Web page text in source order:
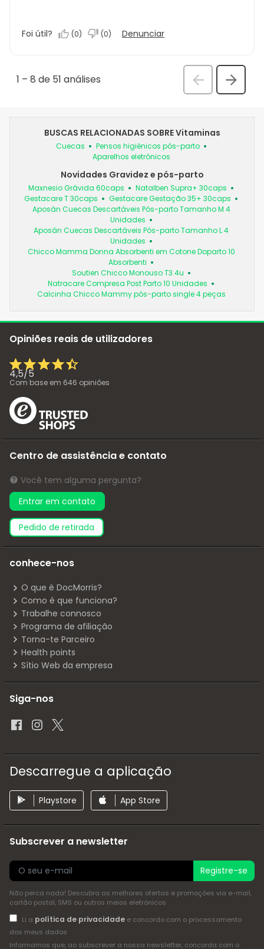
Foi útil? (0) (0) Denunciar
1 – 8 de 51 análises
Anterior
BUSCAS RELACIONADAS SOBRE Vitaminas
Cuecas
Pensos higiénicos pós-parto
Aparelhos eletrónicos
Novidades Gravidez e pós-parto
Maxnesio Grávida 60caps
Natalben Supra+ 30caps
Gestacare T 30caps
Gestacare Gestação 35+ 30caps
Aposán Cuecas Descartáveis Pós-parto Tamanho M 4
Unidades
Aposán Cuecas Descartáveis Pós-parto Tamanho L 4
Unidades
Chicco Mamma Donna Absorbenti em Cotone Doparto 10
Absorbenti
Soutien Chicco Monouso T3 4u
Natracare Compresa Post Parto 10 Unidades
Calcinha Chicco Mammy pós-parto single 4 peças
Opiniões reais de utilizadores
4,5/5
Com base em 646 opiniões
Centro de assistência e contato
Você tem alguma pergunta?
Entrar em contato
pedido de retirada
conhece-nos
O que é DocMorris?
Como é que funciona?
Trabalhe connosco
Programa de afiliação
Torna-te Parceiro
Health points
Sítio Web da empresa
Siga-nos
Descarregue a aplicação
Playstore App Store
Subscrever a newsletter
Registre-se
Não perca nada! Descubra as melhores ofertas e promoções via e-mail,
cartão postal, SMS ou outros meios eletrónicos
Li a política de privacidadee concordo com o processamento
dos meus dados
Informamos que, ao subscrever a nossa newsletter, concorda com o